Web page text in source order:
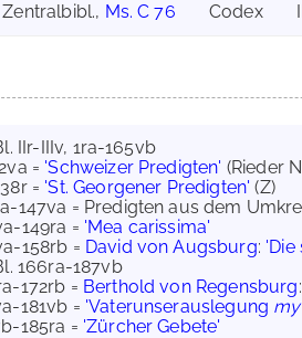
Zentralbibl., Ms. C 76 Codex
IIr-IIIv, 1ra-165vb
= 'Schweizer Predigten' (Rieder
= 'St. Georgener Predigten' (Z)
147va = Predigten aus dem
149ra = 'Mea carissima'
158rb = David von Augsburg: 'Die
166ra-187vb
172rb = Berthold von Regensburg:
181vb = 'Vaterunserauslegung
185ra = 'Zürcher Gebete'